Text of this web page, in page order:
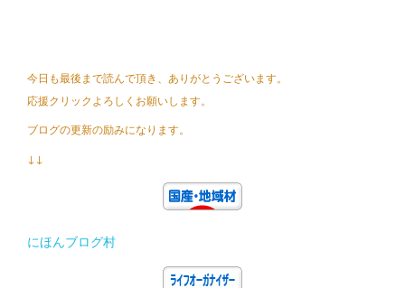
今日も最後まで読んで頂き、ありがとうございます。
応援クリックよろしくお願いします。
ブログの更新の励みになります。
↓↓
にほんブログ村